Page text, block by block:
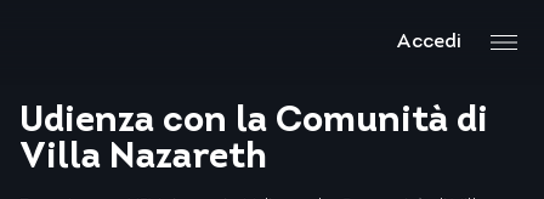
Accedi
Udienza con la Comunità di
Villa Nazareth